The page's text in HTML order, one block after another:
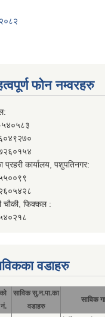
२०८२
फोन नम्वरहरु
प्रहरी कार्यालय, पशुपतिनगर:
चौकी, फिक्कल :
वडाहरु
नं.
साविक सु.न.पा.का
वडाहरु
साविक